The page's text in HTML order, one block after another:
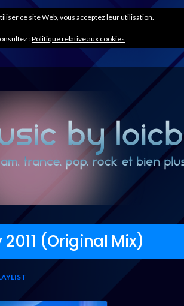
(Original Mix)
ce site Web, vous acceptez leur utilisation.
:Politique relative aux cookies